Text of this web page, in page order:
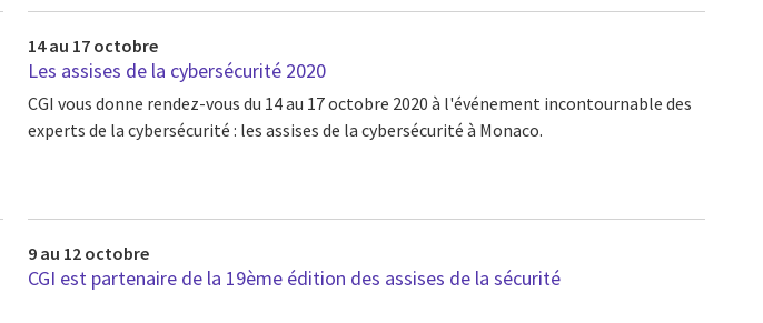
14 au 17 octobre
Les assises de la cybersécurité 2020
CGI vous donne rendez-vous du 14 au 17 octobre 2020 à l'événement incontournable des
experts de la cybersécurité : les assises de la cybersécurité à Monaco.
9 au 12 octobre
CGI est partenaire de la 19ème édition des assises de la sécurité